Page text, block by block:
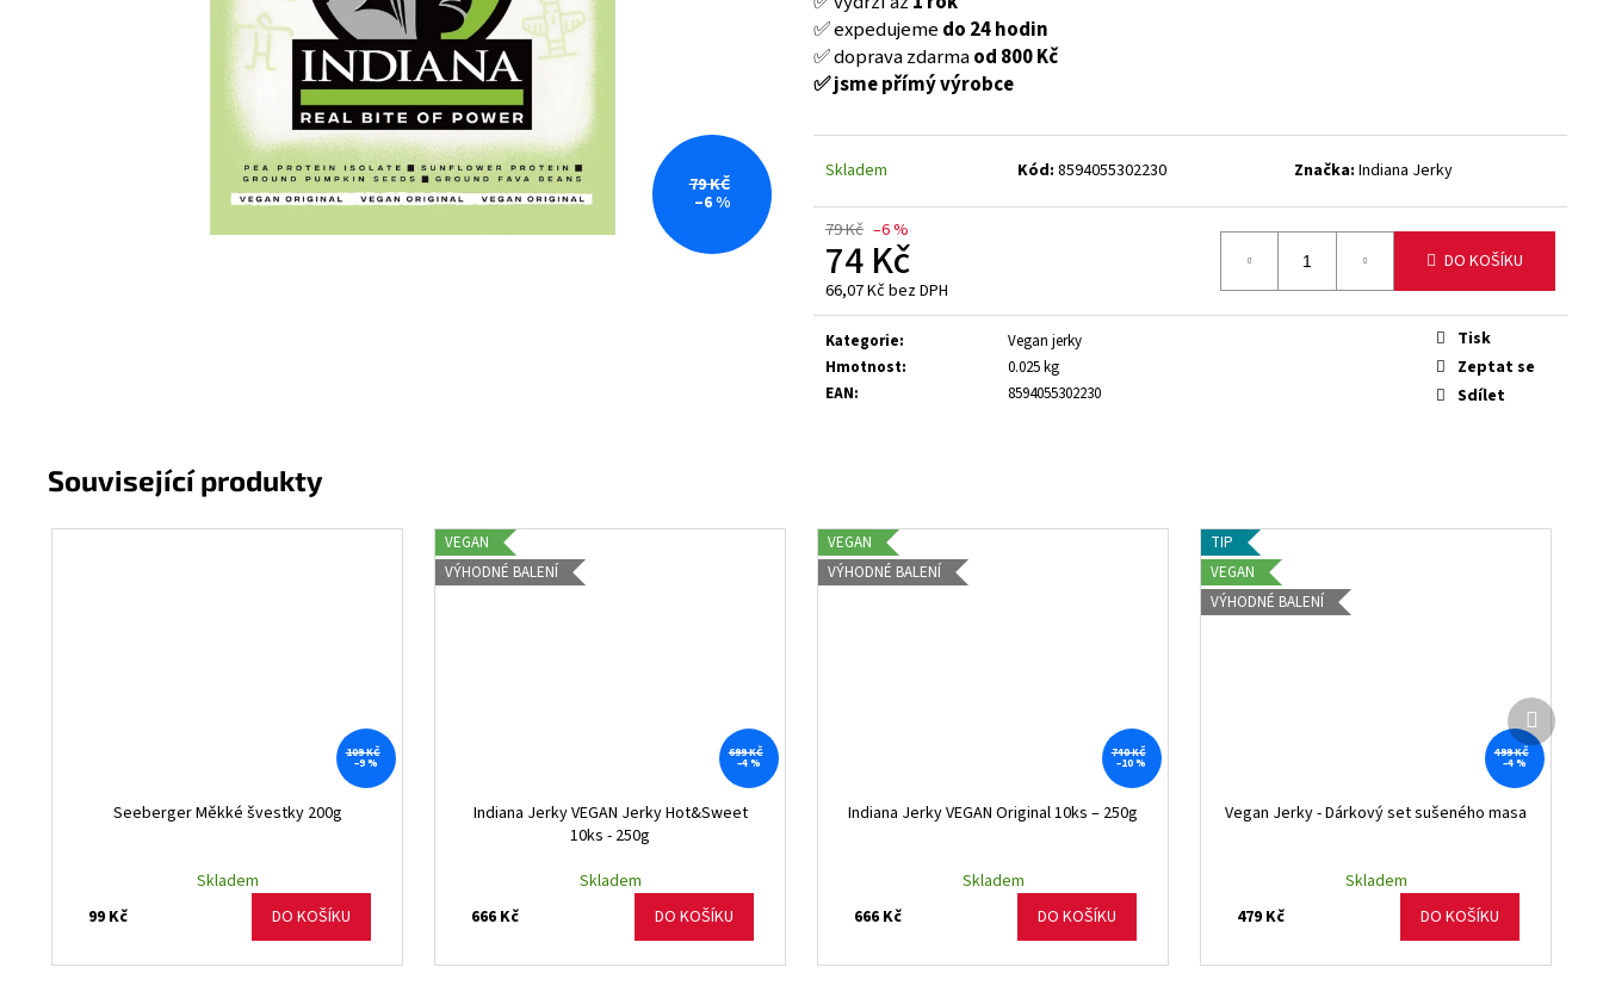
✅ expedujemedo 24 hodin
✅ doprava zdarmaod 800 Kč
✅ jsme přímý výrobce
Skladem Kód: 8594055302230 Značka: Indiana Jerky
79 Kč –6 %
74 Kč
66,07 Kč bez DPH
Měrná
cena:
DO KOŠÍKU
Kategorie:
Vegan jerky
Hmotnost:
0.025 kg
EAN: 8594055302230
Tisk
Zeptat se
Sdílet
79 KČ
–6 %
109 KČ
–9 %
Seeberger Měkké švestky 200g
Skladem
99 Kč
DO KOŠÍKU
VEGAN
VÝHODNÉ BALENÍ
699 KČ
–4 %
Indiana Jerky VEGAN Jerky Hot&Sweet
10ks - 250g
Skladem
666 Kč
DO KOŠÍKU
VEGAN
VÝHODNÉ BALENÍ
740 KČ
–10 %
Indiana Jerky VEGAN Original 10ks – 250g
Skladem
666 Kč
DO KOŠÍKU
TIP
VEGAN
VÝHODNÉ BALENÍ
499 KČ
–4 %
Vegan Jerky - Dárkový set sušeného masa
Skladem
479 Kč
DO KOŠÍKU
Další
produkt
49 Kč
NATURAL
35 Kč
Původně:
NATURAL
35 Kč
Původně:39 Kč